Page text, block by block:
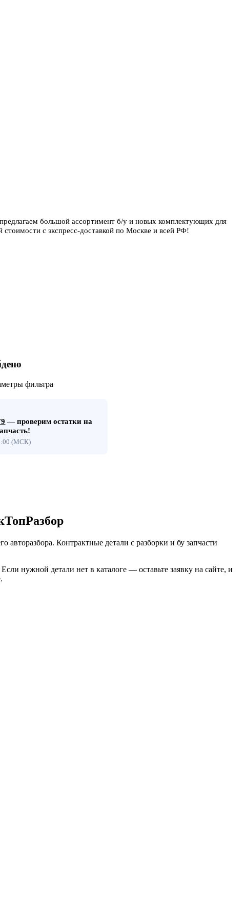
большой ассортимент б/у и новых комплектующих для
с экспресс-доставкой по Москве и всей РФ!
фильтра
— проверим остатки на
(МСК)
авторазбора. Контрактные детали с разборки и бу запчасти
нужной детали нет в каталоге — оставьте заявку на сайте, и